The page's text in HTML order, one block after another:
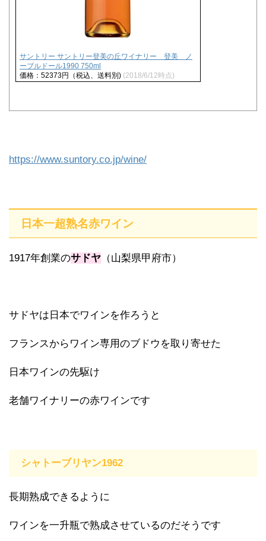
サントリー サントリー登美の丘ワイナリー 登美 ノ
ーブルドール1990 750ml
価格：52373円（税込、送料別) (2018/6/12時点)
https://www.suntory.co.jp/wine/
日本一超熟名赤ワイン
1917年創業のサドヤ （山梨県甲府市）
サドヤは日本でワインを作ろうと
フランスからワイン専用のブドウを取り寄せた
日本ワインの先駆け
老舗ワイナリーの赤ワインです
シャトーブリヤン1962
長期熟成できるように
ワインを一升瓶で熟成させているのだそうです